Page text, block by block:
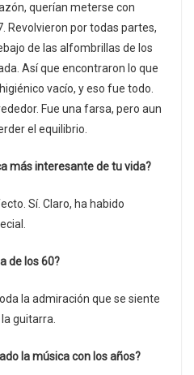
querían meterse con
Revolvieron por todas partes,
de las alfombrillas de los
Así que encontraron lo que
vacío, y eso fue todo.
Fue una farsa, pero aun
el equilibrio.
más interesante de tu vida?
Sí. Claro, ha habido
de los 60?
la admiración que se siente
guitarra.
la música con los años?